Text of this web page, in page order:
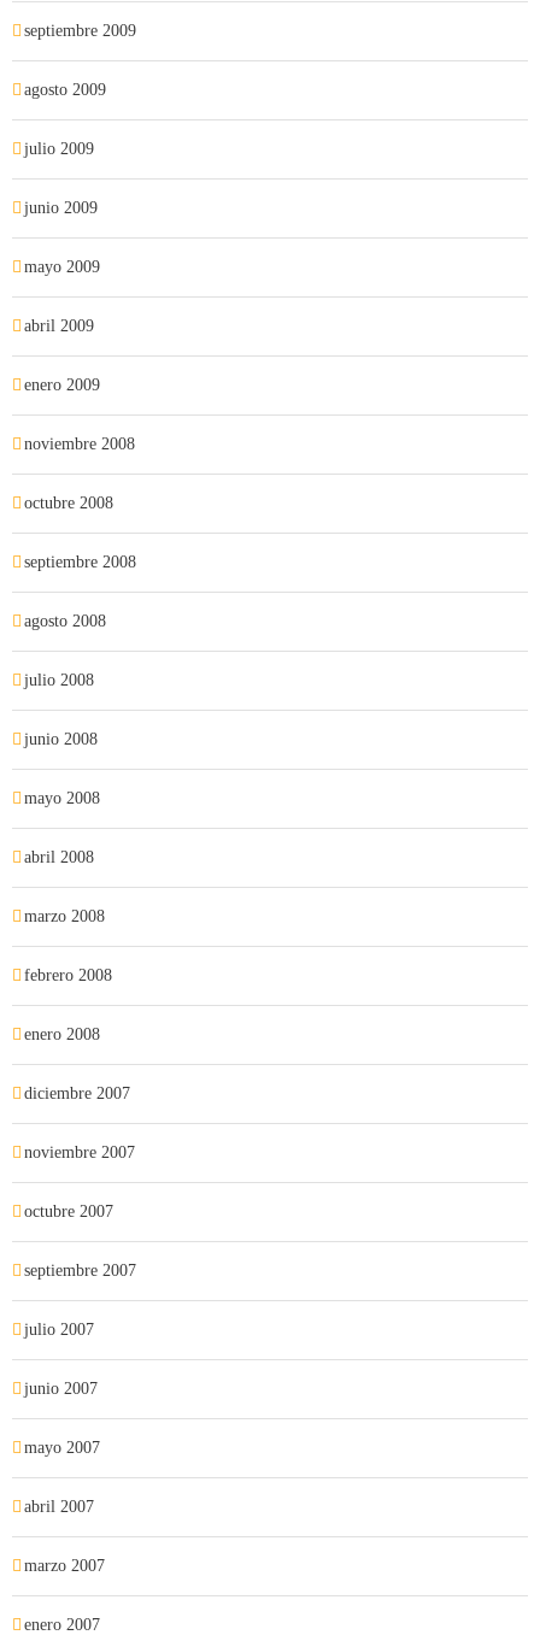
septiembre 2009
agosto 2009
julio 2009
junio 2009
mayo 2009
abril 2009
enero 2009
noviembre 2008
octubre 2008
septiembre 2008
agosto 2008
julio 2008
junio 2008
mayo 2008
abril 2008
marzo 2008
febrero 2008
enero 2008
diciembre 2007
noviembre 2007
octubre 2007
septiembre 2007
julio 2007
junio 2007
mayo 2007
abril 2007
marzo 2007
enero 2007